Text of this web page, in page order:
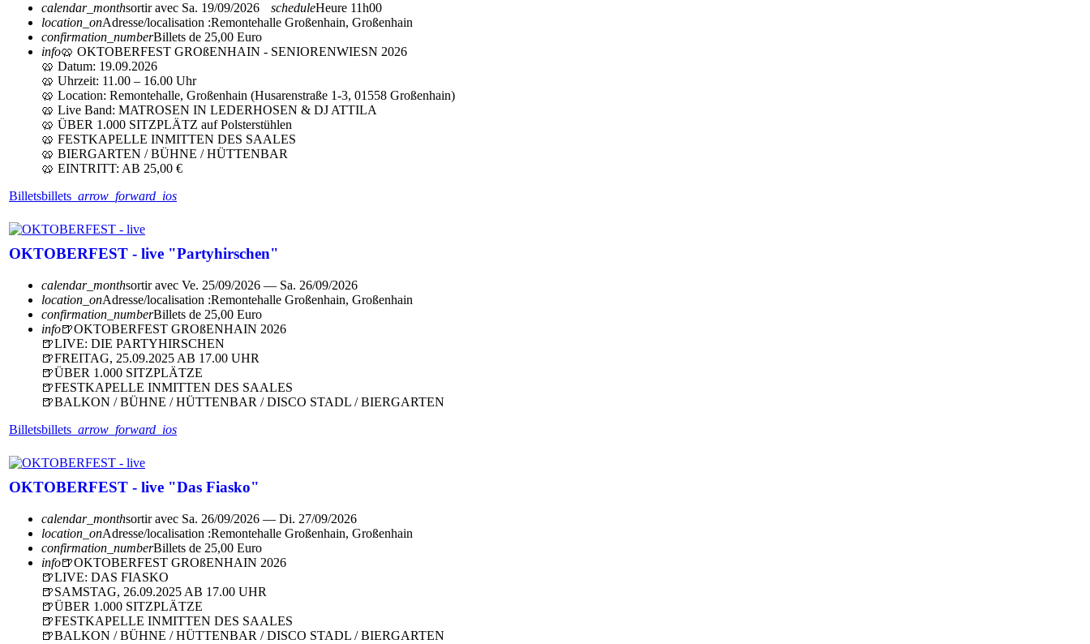
calendar_monthsortir avec Sa. 19/09/2026 scheduleHeure 11h00
location_onAdresse/localisation :Remontehalle Großenhain, Großenhain
confirmation_numberBillets de 25,00 Euro
info🥨 OKTOBERFEST GROßENHAIN - SENIORENWIESN 2026
🥨 Datum: 19.09.2026
🥨 Uhrzeit: 11.00 – 16.00 Uhr
🥨 Location: Remontehalle, Großenhain (Husarenstraße 1-3, 01558 Großenhain)
🥨 Live Band: MATROSEN IN LEDERHOSEN & DJ ATTILA
🥨 ÜBER 1.000 SITZPLÄTZ auf Polsterstühlen
🥨 FESTKAPELLE INMITTEN DES SAALES
🥨 BIERGARTEN / BÜHNE / HÜTTENBAR
🥨 EINTRITT: AB 25,00 €
Billetsbillets arrow_forward_ios
OKTOBERFEST - live "Partyhirschen"
calendar_monthsortir avec Ve. 25/09/2026 — Sa. 26/09/2026
location_onAdresse/localisation :Remontehalle Großenhain, Großenhain
confirmation_numberBillets de 25,00 Euro
info🍺OKTOBERFEST GROßENHAIN 2026
🍺LIVE: DIE PARTYHIRSCHEN
🍺FREITAG, 25.09.2025 AB 17.00 UHR
🍺ÜBER 1.000 SITZPLÄTZE
🍺FESTKAPELLE INMITTEN DES SAALES
🍺BALKON / BÜHNE / HÜTTENBAR / DISCO STADL / BIERGARTEN
Billetsbillets arrow_forward_ios
OKTOBERFEST - live "Das Fiasko"
calendar_monthsortir avec Sa. 26/09/2026 — Di. 27/09/2026
location_onAdresse/localisation :Remontehalle Großenhain, Großenhain
confirmation_numberBillets de 25,00 Euro
info🍺OKTOBERFEST GROßENHAIN 2026
🍺LIVE: DAS FIASKO
🍺SAMSTAG, 26.09.2025 AB 17.00 UHR
🍺ÜBER 1.000 SITZPLÄTZE
🍺FESTKAPELLE INMITTEN DES SAALES
🍺BALKON / BÜHNE / HÜTTENBAR / DISCO STADL / BIERGARTEN